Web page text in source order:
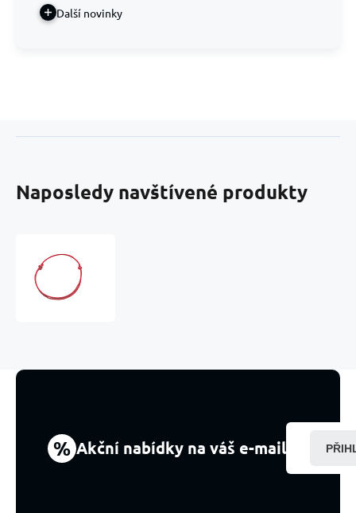
Další novinky
Naposledy navštívené produkty
% Akční nabídky na váš e-mail